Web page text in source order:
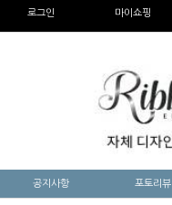
로그인 마이쇼핑
공지사항 포토리뷰